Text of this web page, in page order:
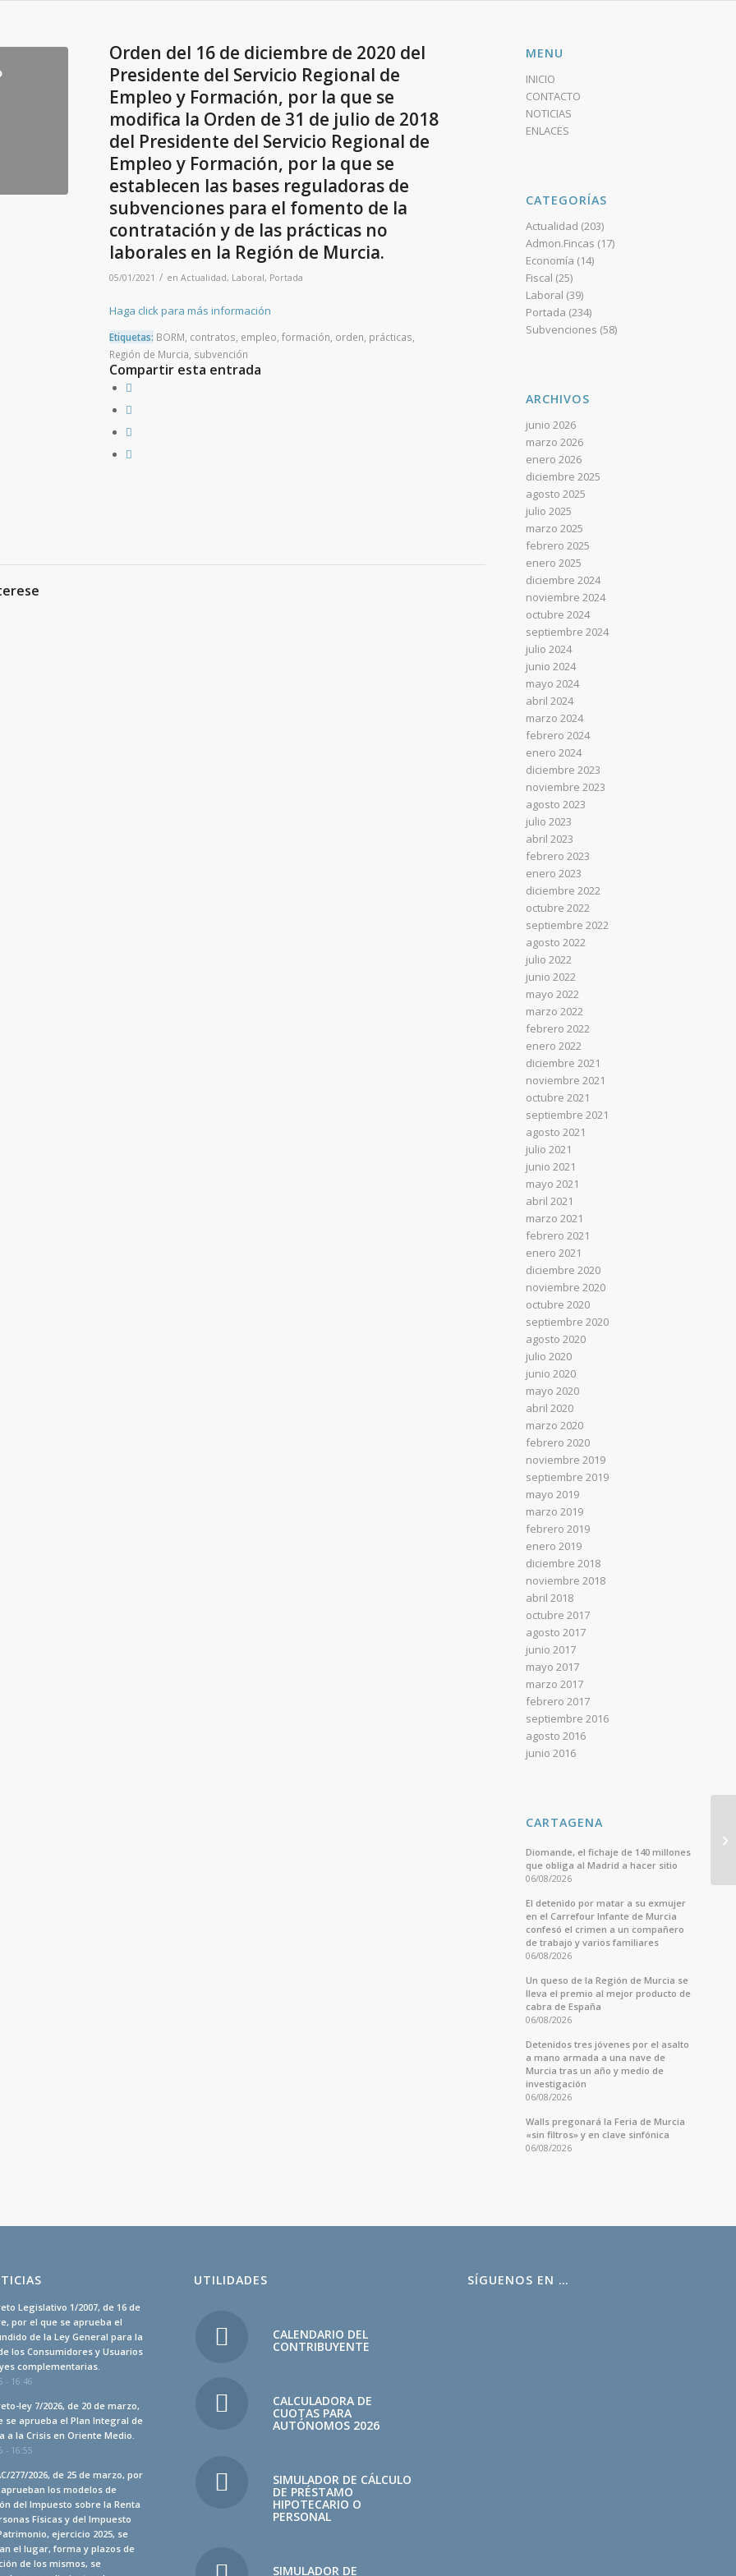
Orden del 16 de diciembre de 2020 del
Presidente del Servicio Regional de
Empleo y Formación, por la que se
modifica la Orden de 31 de julio de 2018
del Presidente del Servicio Regional de
Empleo y Formación, por la que se
establecen las bases reguladoras de
subvenciones para el fomento de la
contratación y de las prácticas no
laborales en la Región de Murcia.
05/01/2021 / en Actualidad, Laboral, Portada
Haga click para más información
Etiquetas: BORM contratos empleo formación orden prácticas
Región de Murcia subvención
Compartir esta entrada
MENU
INICIO
CONTACTO
NOTICIAS
ENLACES
CATEGORÍAS
Actualidad (203)
Admon.Fincas (17)
Economía (14)
Fiscal (25)
Laboral (39)
Portada (234)
Subvenciones (58)
ARCHIVOS
junio 2026
marzo 2026
enero 2026
diciembre 2025
agosto 2025
julio 2025
marzo 2025
febrero 2025
enero 2025
diciembre 2024
noviembre 2024
octubre 2024
septiembre 2024
julio 2024
junio 2024
mayo 2024
abril 2024
marzo 2024
febrero 2024
enero 2024
diciembre 2023
noviembre 2023
agosto 2023
julio 2023
abril 2023
febrero 2023
enero 2023
diciembre 2022
octubre 2022
septiembre 2022
agosto 2022
julio 2022
junio 2022
mayo 2022
marzo 2022
febrero 2022
enero 2022
diciembre 2021
noviembre 2021
octubre 2021
septiembre 2021
agosto 2021
julio 2021
junio 2021
mayo 2021
abril 2021
marzo 2021
febrero 2021
enero 2021
diciembre 2020
noviembre 2020
octubre 2020
septiembre 2020
agosto 2020
julio 2020
junio 2020
mayo 2020
abril 2020
marzo 2020
febrero 2020
noviembre 2019
septiembre 2019
mayo 2019
marzo 2019
febrero 2019
enero 2019
diciembre 2018
noviembre 2018
abril 2018
octubre 2017
agosto 2017
junio 2017
mayo 2017
marzo 2017
febrero 2017
septiembre 2016
agosto 2016
junio 2016
CARTAGENA
Diomande, el fichaje de 140 millones
que obliga al Madrid a hacer sitio
06/08/2026
El detenido por matar a su exmujer
en el Carrefour Infante de Murcia
confesó el crimen a un compañero
de trabajo y varios familiares
06/08/2026
Un queso de la Región de Murcia se
lleva el premio al mejor producto de
cabra de España
06/08/2026
Detenidos tres jóvenes por el asalto
a mano armada a una nave de
Murcia tras un año y medio de
investigación
06/08/2026
Walls pregonará la Feria de Murcia
«sin filtros» y en clave sinfónica
06/08/2026
Legislativo 1/2007, de 16 de
por el que se aprueba el
de la Ley General para la
los Consumidores y Usuarios
complementarias.
- 16:46
ley 7/2026, de 20 de marzo,
se aprueba el Plan Integral de
a la Crisis en Oriente Medio.
- 16:55
277/2026, de 25 de marzo, por
los modelos de
del Impuesto sobre la Renta
Físicas y del Impuesto
ejercicio 2025, se
el lugar, forma y plazos de
de los mismos, se
UTILIDADES
CALENDARIO DEL
CONTRIBUYENTE
CALCULADORA DE
CUOTAS PARA
AUTÓNOMOS 2026
SIMULADOR DE CÁLCULO
DE PRÉSTAMO
HIPOTECARIO O
PERSONAL
SIMULADOR DE
SÍGUENOS EN …